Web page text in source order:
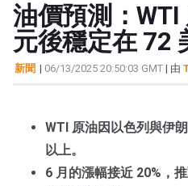
油價預測：
元後穩定在 72
新聞 | 06/13/2025 20:50:03 GMT | 由
WTI 原油因以色列與伊
以上。
6 月的漲幅接近 20%，